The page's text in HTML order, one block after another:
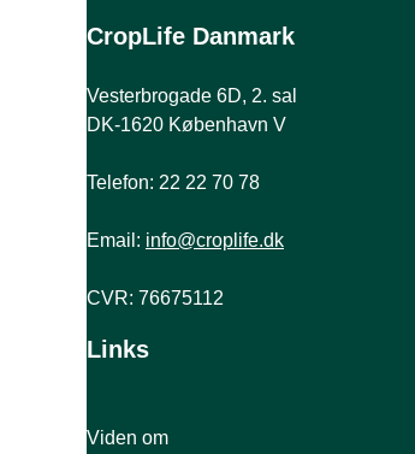
CropLife Danmark
Vesterbrogade 6D, 2. sal
DK-1620 København V
Telefon: 22 22 70 78
Email: info@croplife.dk
CVR: 76675112
Links
Viden om